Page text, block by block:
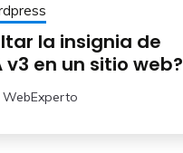
la insignia de
v3 en un sitio web?
WebExperto